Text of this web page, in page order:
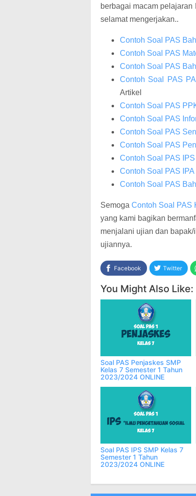
berbagai macam
selamat mengerjakan..
Contoh Soal PAS
Contoh Soal PAS
Contoh Soal PAS
Contoh Soal PAS
Artikel
Contoh Soal PAS
Contoh Soal PAS
Contoh Soal PAS
Contoh Soal PAS
Contoh Soal PAS
Contoh Soal PAS
Contoh Soal PAS
Semoga Contoh Soal PAS
yang kami bagikan
menjalani ujian dan
ujiannya.
Facebook Twitter
You Might Also Like:
Soal PAS Penjaskes SMP
Kelas 7 Semester 1 Tahun
2023/2024 ONLINE
Soal PAS IPS SMP Kelas 7
Semester 1 Tahun
2023/2024 ONLINE